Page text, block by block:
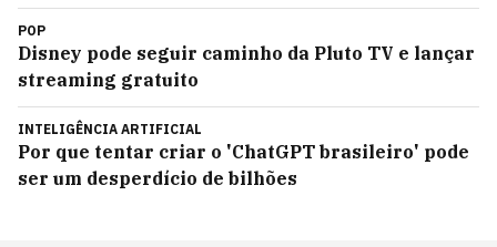
POP
Disney pode seguir caminho da Pluto TV e lançar
streaming gratuito
INTELIGÊNCIA ARTIFICIAL
Por que tentar criar o 'ChatGPT brasileiro' pode
ser um desperdício de bilhões